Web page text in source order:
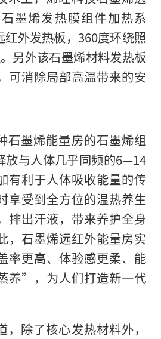
墨烯发热膜组件加热系
外发热板，360度环绕照
另外该石墨烯材料发热板
可消除局部高温带来的安
石墨烯能量房的石墨烯组
放与人体几乎同频的6—14
有利于人体吸收能量的传
享受到全方位的温热养生
排出汗液，带来养护全身
，石墨烯远红外能量房实
率更高、体验感更柔、能
养”，为人们打造新一代
，除了核心发热材料外，